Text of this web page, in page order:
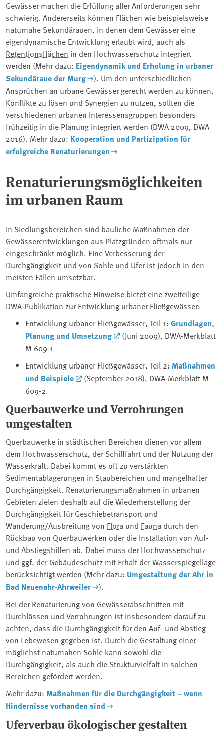
Gewässer machen die Erfüllung aller Anforderungen sehr
schwierig. Andererseits können Flächen wie beispielsweise
naturnahe Sekundärauen, in denen dem Gewässer eine
eigendynamische Entwicklung erlaubt wird, auch als
Retentionsflächen in den Hochwasserschutz integriert
werden (Mehr dazu: Eigendynamik und Erholung in urbaner
Sekundäraue der Murg
). Um den unterschiedlichen
Ansprüchen an urbane Gewässer gerecht werden zu können,
Konflikte zu lösen und Synergien zu nutzen, sollten die
verschiedenen urbanen Interessensgruppen besonders
frühzeitig in die Planung integriert werden (DWA 2009, DWA
2016). Mehr dazu: Kooperation und Partizipation für
erfolgreiche Renaturierungen
Renaturierungsmöglichkeiten
im urbanen Raum
In Siedlungsbereichen sind bauliche Maßnahmen der
Gewässerentwicklungen aus Platzgründen oftmals nur
eingeschränkt möglich. Eine Verbesserung der
Durchgängigkeit und von Sohle und Ufer ist jedoch in den
meisten Fällen umsetzbar.
Umfangreiche praktische Hinweise bietet eine zweiteilige
DWA-Publikation zur Entwicklung urbaner Fließgewässer:
Entwicklung urbaner Fließgewässer, Teil 1:Grundlagen,
Planung und Umsetzung
(Juni 2009), DWA-Merkblatt
M 609-1
Entwicklung urbaner Fließgewässer, Teil 2: Maßnahmen
und Beispiele
(September 2018), DWA-Merkblatt M
609-2.
Querbauwerke und Verrohrungen
umgestalten
Querbauwerke in städtischen Bereichen dienen vor allem
dem Hochwasserschutz, der Schifffahrt und der Nutzung der
Wasserkraft. Dabei kommt es oft zu verstärkten
Sedimentablagerungen in Staubereichen und mangelhafter
Durchgängigkeit. Renaturierungsmaßnahmen in urbanen
Gebieten zielen deshalb auf die Wiederherstellung der
Durchgängigkeit für Geschiebetransport und
Wanderung/Ausbreitung von Flora und Fauna durch den
Rückbau von Querbauwerken oder die Installation von Auf-
und Abstiegshilfen ab. Dabei muss der Hochwasserschutz
und ggf. der Gebäudeschutz mit Erhalt der Wasserspiegellage
berücksichtigt werden (Mehr dazu: Umgestaltung der Ahr in
Bad Neuenahr-Ahrweiler
).
Bei der Renaturierung von Gewässerabschnitten mit
Durchlässen und Verrohrungen ist insbesondere darauf zu
achten, dass die Durchgängigkeit für den Auf- und Abstieg
von Lebewesen gegeben ist. Durch die Gestaltung einer
möglichst naturnahen Sohle kann sowohl die
Durchgängigkeit, als auch die Strukturvielfalt in solchen
Bereichen gefördert werden.
Mehr dazu: Maßnahmen für die Durchgängigkeit – wenn
Hindernisse vorhanden sind
Uferverbau ökologischer gestalten